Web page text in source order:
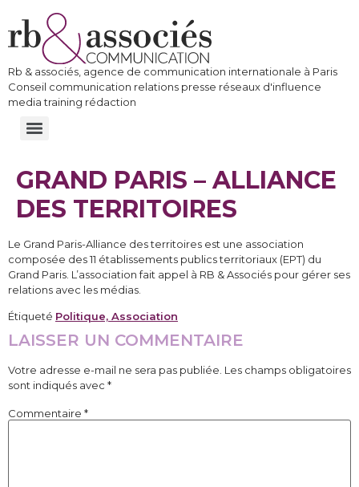
Rb & associés, agence de communication internationale à Paris
Conseil communication relations presse réseaux d'influence
media training rédaction
GRAND PARIS – ALLIANCE
DES TERRITOIRES
Le Grand Paris-Alliance des territoires est une association
composée des 11 établissements publics territoriaux (EPT) du
Grand Paris. L’association fait appel à RB & Associés pour gérer ses
relations avec les médias.
Étiqueté Politique, Association
LAISSER UN COMMENTAIRE
Votre adresse e-mail ne sera pas publiée. Les champs obligatoires
sont indiqués avec *
Commentaire *